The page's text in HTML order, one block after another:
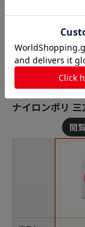
ナイロンポリ